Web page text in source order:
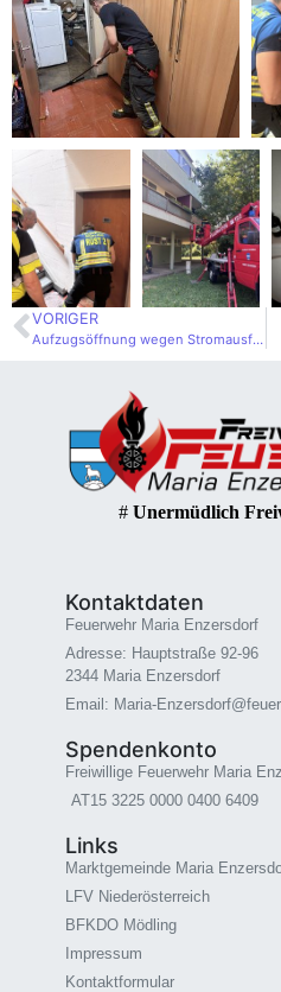
VORIGER
Aufzugsöffnung wegen Stromausfall
# Unermüdlich
Kontaktdaten
Feuerwehr Maria Enzersdorf
Adresse: Hauptstraße 92-96
2344 Maria Enzersdorf
Email: Maria-
Spendenkonto
Freiwillige Feuerwehr Maria
AT15 3225 0000 0400 6409
Links
Marktgemeinde Maria
LFV Niederösterreich
BFKDO Mödling
Impressum
Kontaktformular